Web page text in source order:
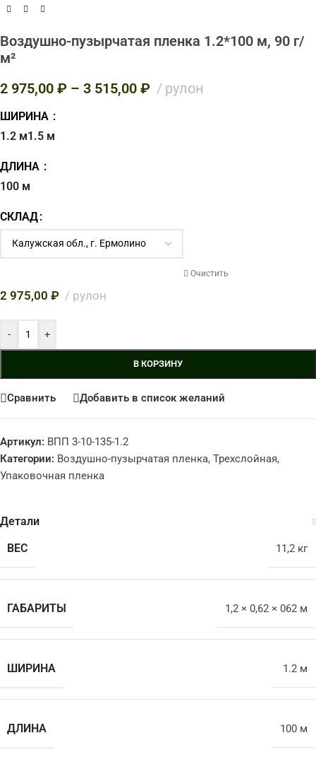
Воздушно-пузырчатая пленка 1.2*100 м, 90 г/
м²
2 975,00 ₽ – 3 515,00 ₽ рулон
ШИРИНА
1.2 м1.5 м
ДЛИНА
100 м
СКЛАД
Очистить
2 975,00 ₽ рулон
- +
В КОРЗИНУ
Сравнить Добавить в список желаний
Артикул: ВПП 3-10-135-1.2
Категории: Воздушно-пузырчатая пленка, Трехслойная,
Упаковочная пленка
Детали
ВЕС
11,2 кг
ГАБАРИТЫ 1,2 × 0,62 × 062 м
ШИРИНА 1.2 м
ДЛИНА 100 м